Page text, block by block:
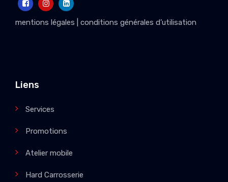
mentions légales conditions générales d’utilisation
Liens
Services
Promotions
Atelier mobile
Hard Carrosserie